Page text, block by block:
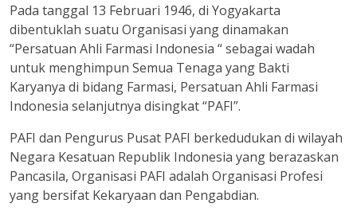
Pada tanggal 13 Februari 1946, di Yogyakarta
dibentuklah suatu Organisasi yang dinamakan
“Persatuan Ahli Farmasi Indonesia “ sebagai wadah
untuk menghimpun Semua Tenaga yang Bakti
Karyanya di bidang Farmasi, Persatuan Ahli Farmasi
Indonesia selanjutnya disingkat “PAFI”.
PAFI dan Pengurus Pusat PAFI berkedudukan di wilayah
Negara Kesatuan Republik Indonesia yang berazaskan
Pancasila, Organisasi PAFI adalah Organisasi Profesi
yang bersifat Kekaryaan dan Pengabdian.